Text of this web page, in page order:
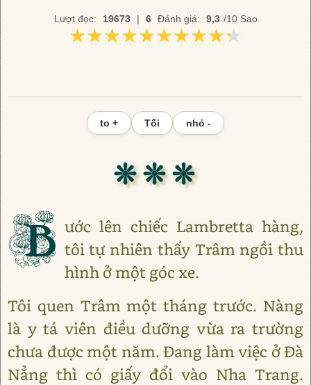
Lượt đọc: 19673 | 6 Đánh giá: 9,3 /10 Sao
★★★★★★★★★★
★★★★★★★★★★
to + Tối nhỏ -
❊ ❊ ❊
B ước lên chiếc Lambretta hàng,
tôi tự nhiên thấy Trâm ngồi thu
hình ở một góc xe.
Tôi quen Trâm một tháng trước. Nàng
là y tá viên điều dưỡng vừa ra trường
chưa được một năm. Đang làm việc ở Đà
Nẳng thì có giấy đổi vào Nha Trang.